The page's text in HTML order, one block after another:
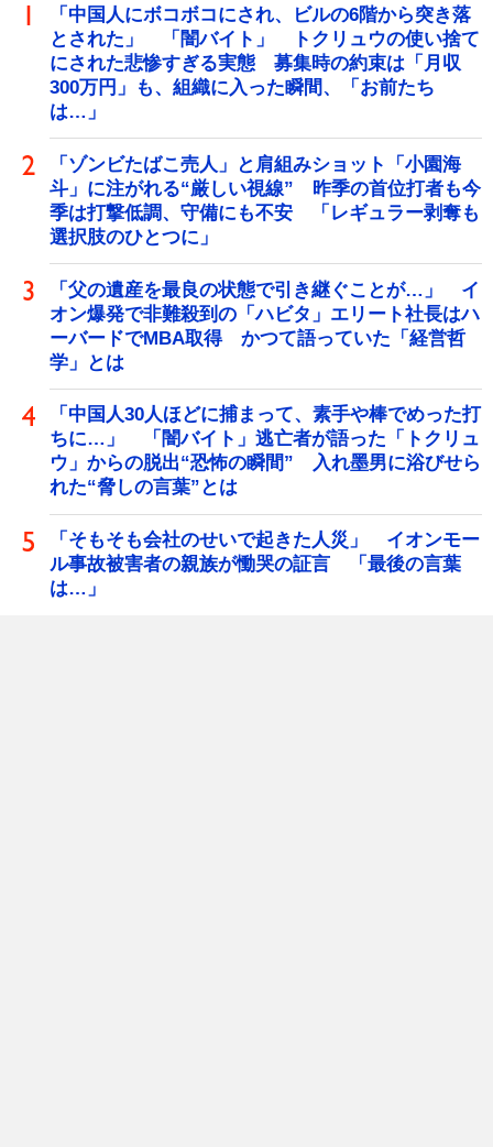
「中国人にボコボコにされ、ビルの6階から突き落
とされた」 「闇バイト」 トクリュウの使い捨て
にされた悲惨すぎる実態 募集時の約束は「月収
300万円」も、組織に入った瞬間、「お前たち
は…」
「ゾンビたばこ売人」と肩組みショット「小園海
斗」に注がれる“厳しい視線” 昨季の首位打者も今
季は打撃低調、守備にも不安 「レギュラー剥奪も
選択肢のひとつに」
「父の遺産を最良の状態で引き継ぐことが…」 イ
オン爆発で非難殺到の「ハビタ」エリート社長はハ
ーバードでMBA取得 かつて語っていた「経営哲
学」とは
「中国人30人ほどに捕まって、素手や棒でめった打
ちに…」 「闇バイト」逃亡者が語った「トクリュ
ウ」からの脱出“恐怖の瞬間” 入れ墨男に浴びせら
れた“脅しの言葉”とは
「そもそも会社のせいで起きた人災」 イオンモー
ル事故被害者の親族が慟哭の証言 「最後の言葉
は…」